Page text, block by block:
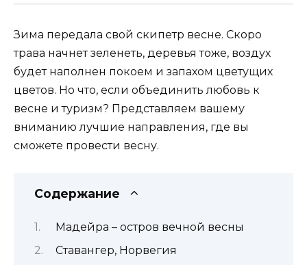
Зима передала свой скипетр весне. Скоро
трава начнет зеленеть, деревья тоже, воздух
будет наполнен покоем и запахом цветущих
цветов. Но что, если объединить любовь к
весне и туризм? Представляем вашему
вниманию лучшие направления, где вы
сможете провести весну.
Содержание
Мадейра – остров вечной весны
Ставангер, Норвегия